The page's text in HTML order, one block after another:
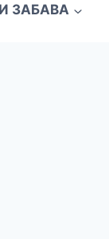
ЗАБАВА